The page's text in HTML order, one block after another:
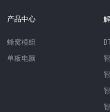
产品中心
蜂窝模组
单板电脑